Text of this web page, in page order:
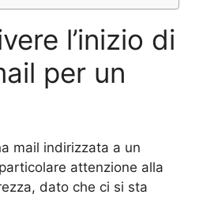
l’inizio di
per un
mail indirizzata a un
attenzione alla
dato che ci si sta